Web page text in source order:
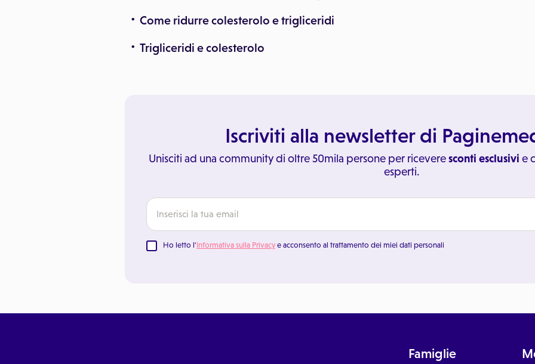
Come ridurre colesterolo e trigliceridi
Trigliceridi e colesterolo
Iscriviti alla newsletter di
Unisciti ad una community di oltre 50mila persone per riceveresconti esclusivi e
esperti.
Ho letto l'Informativa sulla Privacy e acconsento al trattamento dei miei dati personali
Famiglie